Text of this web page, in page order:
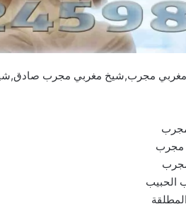
مجرب,شيخ مغربي مجرب
مجرب
الحبيب